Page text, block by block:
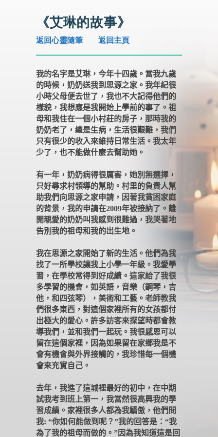
《艾琳的故事》
返回心靈隨筆 返回主頁
我的名字是艾琳，今年十四歲。當我九歲
的時候，奶奶送我到思源之家。我年紀很
小時父母便去世了，我也不大記得他們的
樣貌，我想應是我開始上學前的事了。祖
母和我住在一個小村莊的房子，那時我的
奶奶老了，總是生病，生活很艱難，我們
只有很少的收入來維持日常生活。我太年
少了，也不能做什麼去幫助她。
有一年，奶奶病得很厲害，她別無選擇，
只好尋求村領導的幫助。村里的負責人幫
助我們向思源之家申請，因著我貧困家庭
的背景，我的申請在2009年被接納了。離
開親愛的奶奶叫我感到很難過，我哭著地
告別我的祖母和我的出生地。
我在思源之家開始了新的生活。他們為我
找了一所學校讓我上小學一年級。我愛學
習，在學校常得到好成績。這家給了我很
多學習的機會，如英語，音樂（鋼琴，吉
他，和四弦琴），美術和工藝。老師教我
們很多東西，對這個家裡所有的女孩都付
出極大的愛心。許多訪客來探望時都會教
導我們，並和我們一起玩。我很感恩可以
留在這個家裡，因為如果留在家鄉我是不
會有機會與外界接觸的，我珍惜每一個機
會來充實自己。
去年，我進了這城裡最好的初中，在中期
試我考到班上第一，我當然很高興我的學
習成績。家裡很多人都為我驕傲，他們問
我: “你如何能做到呢？”我的回答是：“我
為了我的祖母而做的。”因為我知道這是回